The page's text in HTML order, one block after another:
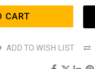
CART
ADD TO WISH LIST